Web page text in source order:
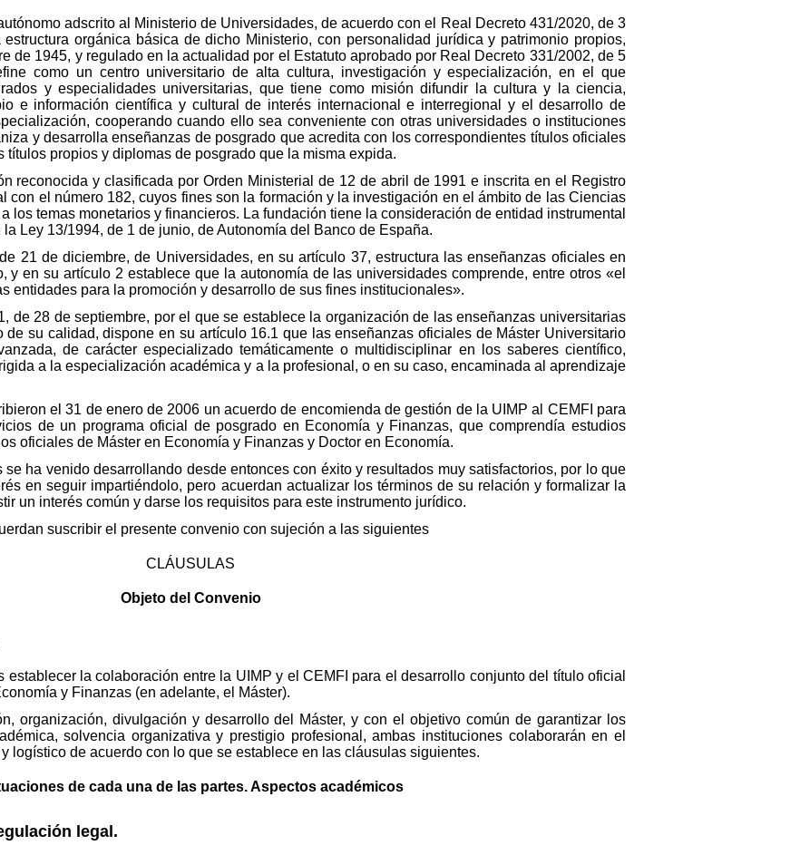
adscrito al Ministerio de Universidades, de acuerdo con el Real Decreto 431/2020, de 3
orgánica básica de dicho Ministerio, con personalidad jurídica y patrimonio propios,
de 1945, y regulado en la actualidad por el Estatuto aprobado por Real Decreto 331/2002, de 5
como un centro universitario de alta cultura, investigación y especialización, en el que
y especialidades universitarias, que tiene como misión difundir la cultura y la ciencia,
e información científica y cultural de interés internacional e interregional y el desarrollo de
cooperando cuando ello sea conveniente con otras universidades o instituciones
y desarrolla enseñanzas de posgrado que acredita con los correspondientes títulos oficiales
títulos propios y diplomas de posgrado que la misma expida.
reconocida y clasificada por Orden Ministerial de 12 de abril de 1991 e inscrita en el Registro
con el número 182, cuyos fines son la formación y la investigación en el ámbito de las Ciencias
los temas monetarios y financieros. La fundación tiene la consideración de entidad instrumental
Ley 13/1994, de 1 de junio, de Autonomía del Banco de España.
21 de diciembre, de Universidades, en su artículo 37, estructura las enseñanzas oficiales en
y en su artículo 2 establece que la autonomía de las universidades comprende, entre otros «el
entidades para la promoción y desarrollo de sus fines institucionales».
de 28 de septiembre, por el que se establece la organización de las enseñanzas universitarias
su calidad, dispone en su artículo 16.1 que las enseñanzas oficiales de Máster Universitario
de carácter especializado temáticamente o multidisciplinar en los saberes científico,
a la especialización académica y a la profesional, o en su caso, encaminada al aprendizaje
el 31 de enero de 2006 un acuerdo de encomienda de gestión de la UIMP al CEMFI para
de un programa oficial de posgrado en Economía y Finanzas, que comprendía estudios
oficiales de Máster en Economía y Finanzas y Doctor en Economía.
ha venido desarrollando desde entonces con éxito y resultados muy satisfactorios, por lo que
en seguir impartiéndolo, pero acuerdan actualizar los términos de su relación y formalizar la
un interés común y darse los requisitos para este instrumento jurídico.
suscribir el presente convenio con sujeción a las siguientes
CLÁUSULAS
Objeto del Convenio
establecer la colaboración entre la UIMP y el CEMFI para el desarrollo conjunto del título oficial
y Finanzas (en adelante, el Máster).
organización, divulgación y desarrollo del Máster, y con el objetivo común de garantizar los
solvencia organizativa y prestigio profesional, ambas instituciones colaborarán en el
logístico de acuerdo con lo que se establece en las cláusulas siguientes.
de cada una de las partes. Aspectos académicos
legal.